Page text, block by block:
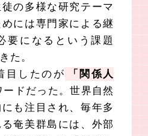
の多様な研究テーマ
には専門家による継
要になるという課題
た。
したのが
「関係人
ードだった。世界自然
も注目され、毎年多
奄美群島には、外部